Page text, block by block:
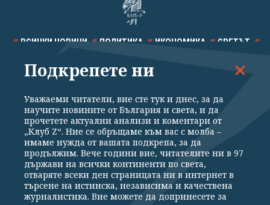
ВСИЧКИ НОВИНИ ПОЛИТИКА ИКОНОМИКА СВЕТЪТ
СПОРТ КУЛТУРА ТЕХНОЛОГИИ КАЛЕЙДОСКОП
Общи условия
Политика за поверителност
Реклама
Партньори Контакти
За Клуб Z
Екип
Подкрепете ни
Подкрепете ни
Уважаеми читатели, вие сте тук и днес, за да
научите новините от България и света, и да
прочетете актуални анализи и коментари от
„Клуб Z“. Ние се обръщаме към вас с молба –
имаме нужда от вашата подкрепа, за да
продължим. Вече години вие, читателите ни в 97
държави на всички континенти по света,
отваряте всеки ден страницата ни в интернет в
търсене на истинска, независима и качествена
журналистика. Вие можете да допринесете за